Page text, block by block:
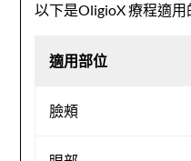
以下是OligioX 療程適用
適用部位
臉頰